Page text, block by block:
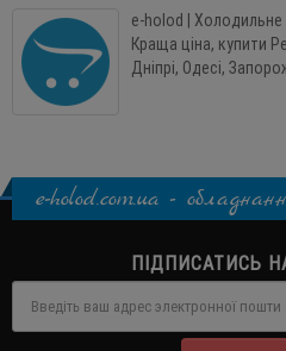
e-holod | Холодильне
Краща ціна, купити
Дніпрі, Одесі,
e-holod.com.ua -
ПІДПИСАТИСЬ